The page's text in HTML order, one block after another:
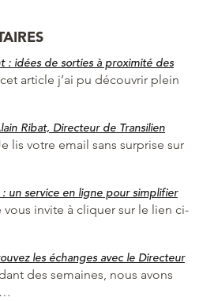
: idées de sorties à proximité des
article j’ai pu découvrir plein
Ribat, Directeur de Transilien
lis votre email sans surprise sur
un service en ligne pour simplifier
vous invite à cliquer sur le lien ci-
les échanges avec le Directeur
des semaines, nous avons